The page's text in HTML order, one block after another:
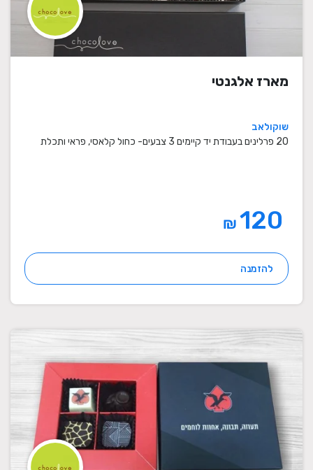
מארז אלגנטי
שוקולאב
20 פרלינים בעבודת יד קיימים 3 צבעים- כחול קלאסי, פראי ותכלת
₪
להזמנה